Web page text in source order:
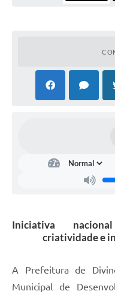
Iniciativa
criatividade e
A Prefeitura de
Municipal de